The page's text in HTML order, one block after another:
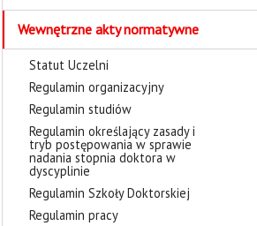
Wewnętrzne akty normatywne
Statut Uczelni
Regulamin organizacyjny
Regulamin studiów
Regulamin określający zasady i
tryb postępowania w sprawie
nadania stopnia doktora w
dyscyplinie
Regulamin Szkoły Doktorskiej
Regulamin pracy